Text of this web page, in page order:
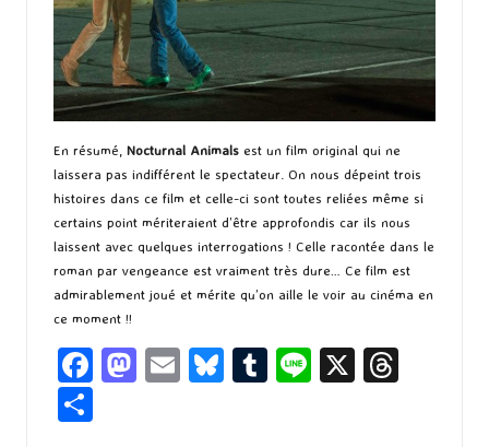
En résumé, Nocturnal Animals est un film original qui ne
laissera pas indifférent le spectateur. On nous dépeint trois
histoires dans ce film et celle-ci sont toutes reliées même si
certains point mériteraient d’être approfondis car ils nous
laissent avec quelques interrogations ! Celle racontée dans le
roman par vengeance est vraiment très dure… Ce film est
admirablement joué et mérite qu’on aille le voir au cinéma en
ce moment !!
Fa M E
Bl T
Li X